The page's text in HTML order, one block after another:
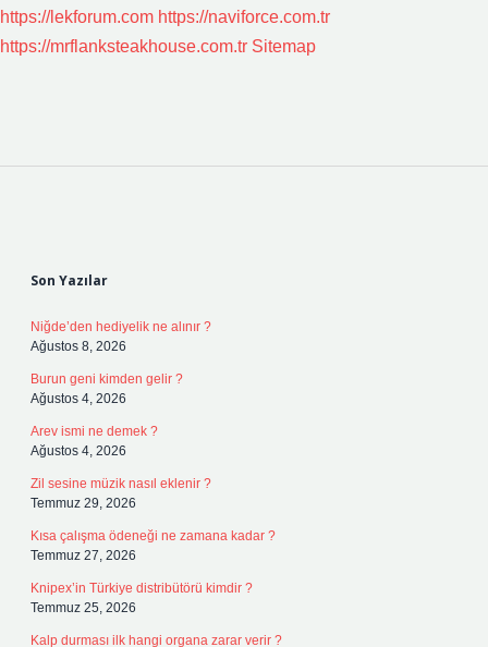
https://lekforum.com https://naviforce.com.tr
https://mrflanksteakhouse.com.tr Sitemap
Son Yazılar
Niğde’den hediyelik ne alınır ?
Ağustos 8, 2026
Burun geni kimden gelir ?
Ağustos 4, 2026
Arev ismi ne demek ?
Ağustos 4, 2026
Zil sesine müzik nasıl eklenir ?
Temmuz 29, 2026
Kısa çalışma ödeneği ne zamana kadar ?
Temmuz 27, 2026
Knipex’in Türkiye distribütörü kimdir ?
Temmuz 25, 2026
Kalp durması ilk hangi organa zarar verir ?